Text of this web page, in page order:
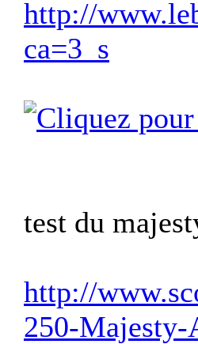
http://
ca=3_s
test du
http://
250-